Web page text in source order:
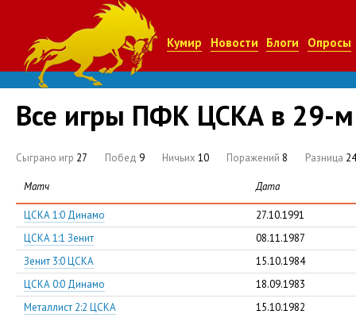
Кумир Новости Блоги Опросы
Все игры ПФК ЦСКА в 29-м
Сыграно игр 27 Побед 9 Ничьих 10 Поражений 8 Разница
Матч Дата
ЦСКА 1:0 Динамо
27.10.1991
ЦСКА 1:1 Зенит
08.11.1987
Зенит 3:0 ЦСКА
15.10.1984
ЦСКА 0:0 Динамо
18.09.1983
Металлист 2:2 ЦСКА
15.10.1982